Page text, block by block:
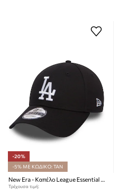
-20%
-5% ΜΕ ΚΩΔΙΚΟ: TAN
Τρέχουσα τιμή: